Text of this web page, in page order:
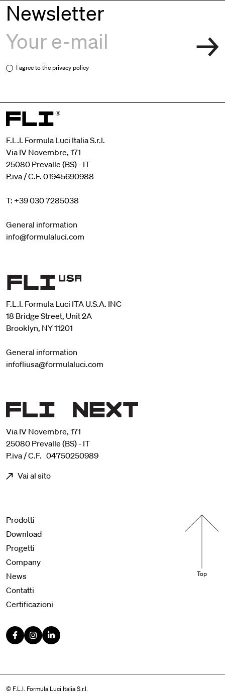
Newsletter
I agree to theprivacy policy
F.L.I. Formula Luci Italia S.r.l.
Via IV Novembre, 171
25080 Prevalle (BS) - IT
P.iva / C.F. 01945690988
T: +39 030 7285038
General information
info@formulaluci.com
F.L.I. Formula Luci ITA U.S.A. INC
18 Bridge Street, Unit 2A
Brooklyn, NY 11201
General information
infofliusa@formulaluci.com
Via IV Novembre, 171
25080 Prevalle (BS) - IT
P.iva / C.F. 04750250989
Vai al sito
Menu footer
Prodotti
Download
Progetti
Company
News
Contatti
Certificazioni
Top
© F.L.I. Formula Luci Italia S.r.l.